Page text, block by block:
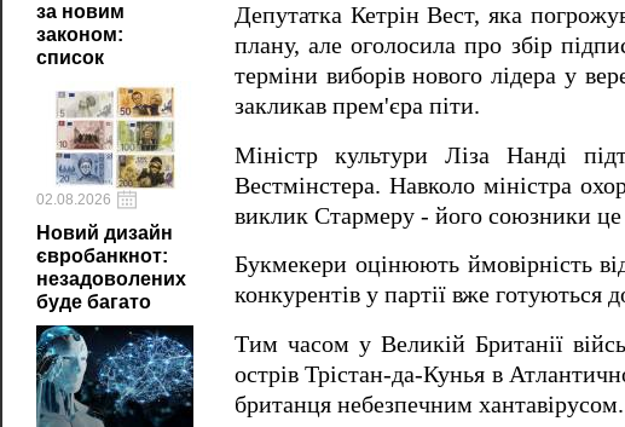
за новим
законом:
список
02.08.2026
Новий дизайн
євробанкнот:
незадоволених
буде багато
Депутатка Кетрін Вест, яка
плану, але оголосила про збір
терміни виборів нового лідера у
закликав прем'єра піти.
Міністр культури Ліза Нанді
Вестмінстера. Навколо міністра
виклик Стармеру - його союзники це
Букмекери оцінюють ймовірність
конкурентів у партії вже готуються
Тим часом у Великій Британії
острів Трістан-да-Кунья в
британця небезпечним хантавірусом.